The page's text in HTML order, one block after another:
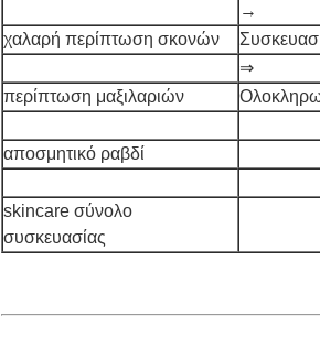
→
χαλαρή περίπτωση σκονών
⇒
περίπτωση μαξιλαριών
αποσμητικό ραβδί
skincare σύνολο
συσκευασίας